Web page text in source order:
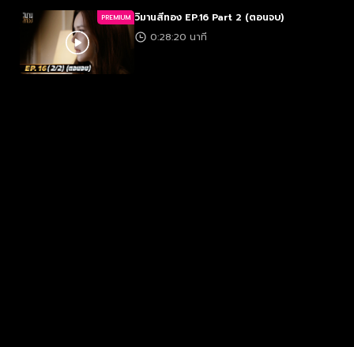
PREMIUM วิมานสีทอง EP.16 Part 2 (ตอนจบ)
0:28:20 นาที